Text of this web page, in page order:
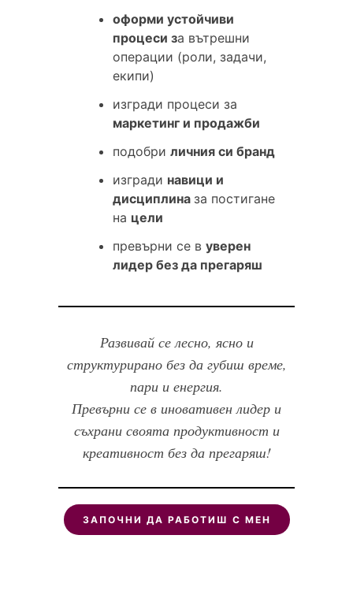
оформи устойчиви
процеси за вътрешни
операции (роли, задачи,
екипи)
изгради процеси за
маркетинг и продажби
подобри личния си бранд
изгради навици и
дисциплина за постигане
на цели
превърни се в уверен
лидер без да прегаряш
Развивай се лесно, ясно и
структурирано без да губиш време,
пари и енергия.
Превърни се в иновативен лидер и
съхрани своята продуктивност и
креативност без да прегаряш!
ЗАПОЧНИ ДА РАБОТИШ С МЕН